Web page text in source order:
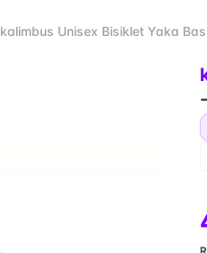
kalimbus Unisex Bisiklet Yaka